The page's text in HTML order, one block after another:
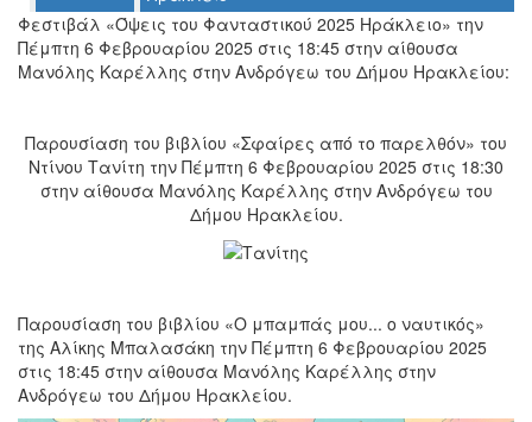
ΔΗΜΟΣ
ΠΟΛΗ
Φεστιβάλ «Όψεις του Φανταστικού 2025 Ηράκλειο» την
Πέμπτη 6 Φεβρουαρίου 2025 στις 18:45 στην αίθουσα
Μανόλης Καρέλλης στην Ανδρόγεω του Δήμου Ηρακλείου:
Παρουσίαση του βιβλίου «Σφαίρες από το παρελθόν» του
Ντίνου Τανίτη την Πέμπτη 6 Φεβρουαρίου 2025 στις 18:30
στην αίθουσα Μανόλης Καρέλλης στην Ανδρόγεω του
Δήμου Ηρακλείου.
Παρουσίαση του βιβλίου «Ο μπαμπάς μου... ο ναυτικός»
της Αλίκης Μπαλασάκη την Πέμπτη 6 Φεβρουαρίου 2025
στις 18:45 στην αίθουσα Μανόλης Καρέλλης στην
Ανδρόγεω του Δήμου Ηρακλείου.